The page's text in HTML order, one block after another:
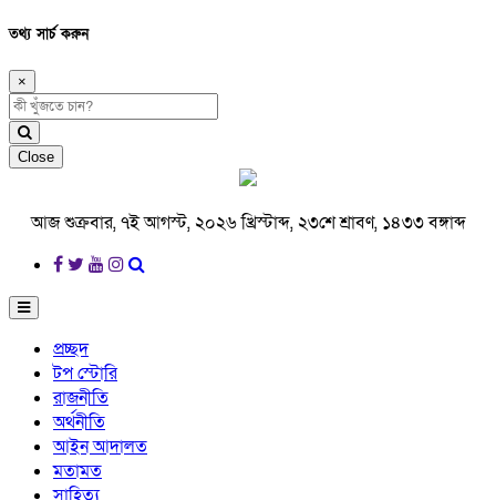
তথ্য সার্চ করুন
×
Close
আজ শুক্রবার, ৭ই আগস্ট, ২০২৬ খ্রিস্টাব্দ, ২৩শে শ্রাবণ, ১৪৩৩ বঙ্গাব্দ
প্রচ্ছদ
টপ স্টোরি
রাজনীতি
অর্থনীতি
আইন আদালত
মতামত